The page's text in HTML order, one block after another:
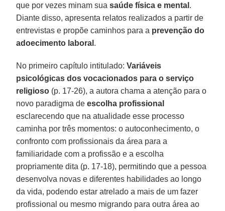
que por vezes minam suasaúde física e mental .
Diante disso, apresenta relatos realizados a partir de
entrevistas e propõe caminhos para a prevenção do
adoecimento laboral .
No primeiro capítulo intitulado:Variáveis
psicológicas dos vocacionados para o serviço
religioso (p. 17-26), a autora chama a atenção para o
novo paradigma deescolha profissional
esclarecendo que na atualidade esse processo
caminha por três momentos: o autoconhecimento, o
confronto com profissionais da área para a
familiaridade com a profissão e a escolha
propriamente dita (p. 17-18), permitindo que a pessoa
desenvolva novas e diferentes habilidades ao longo
da vida, podendo estar atrelado a mais de um fazer
profissional ou mesmo migrando para outra área ao